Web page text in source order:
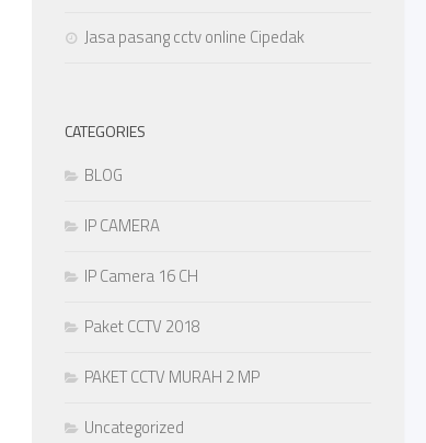
Jasa pasang cctv online Cipedak
CATEGORIES
BLOG
IP CAMERA
IP Camera 16 CH
Paket CCTV 2018
PAKET CCTV MURAH 2 MP
Uncategorized